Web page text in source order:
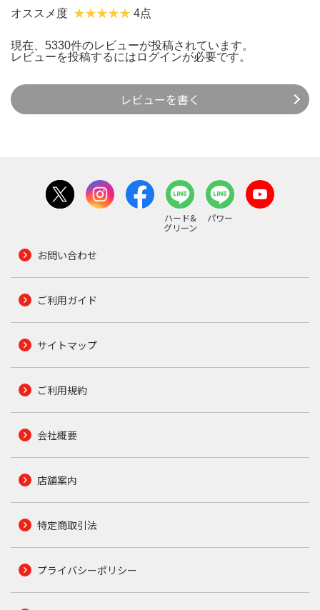
オススメ度 4点
現在、5330件のレビューが投稿されています。
レビューを投稿するには ログインが必要です。
レビューを書く
ハード&
グリーン
パワー
お問い合わせ
ご利用ガイド
サイトマップ
ご利用規約
会社概要
店舗案内
特定商取引法
プライバシーポリシー